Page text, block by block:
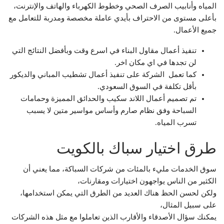
المياه وأنابيب الصرف الصحي وخطوط الكهرباء والهاتف والإنترنت،
بأعلى مستوى من الاحتراف بأيدي عاملة مخصصة ومدربة للتعامل مع
جميع الأعمال.
تنفيذ أعمال مقاول البناء في اسرع وقت وبأفضل النتائج التي
لن تجدها في اي مكان اخر.
كما تعمل الشركة على تنفيذ أعمال تشطيب المباني والديكور
بأقل تكلفة في السوق السعودي.
تم تصميم أعمال اللاند سكيب والحدائق المميزة وحمامات
السباحة وفق نظام صارم وأساس مواسير متين لا يسبب
تسرب المياه.
طرق اختيار سباك بالكويت
سوق الخدمات مليء بالمئات من شركات السباكة، مما يعني أن
الكثير من الناس يواجهون اختيارات ومقارنات،
ولكن لحسن الحظ هناك العديد من الطرق التي يمكن استخدامها،
على سبيل المثال،
يمكنك سؤال الأصدقاء والأقارب الذين تعاملوا مع مثل هذه الشركات